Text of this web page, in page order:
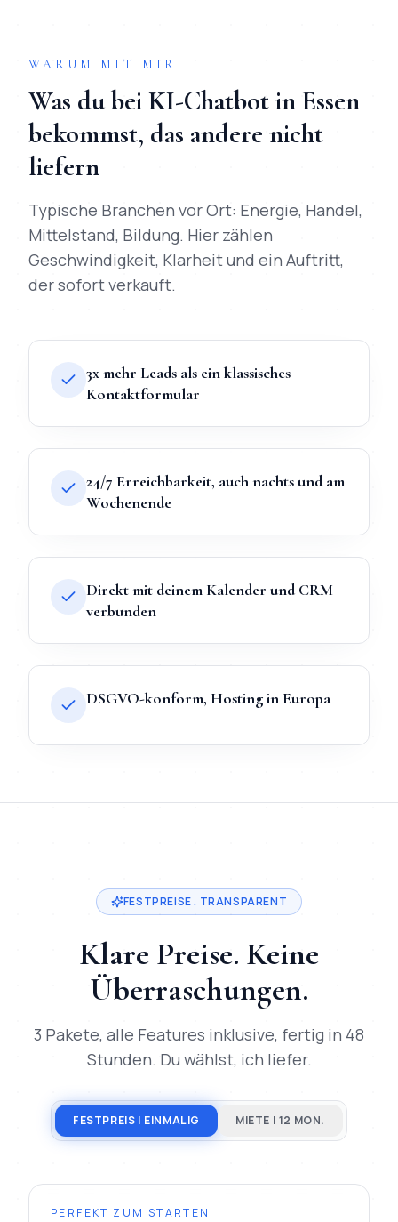
WARUM MIT MIR
Was du beiKI-Chatbotin Essen
bekommst, das andere nicht
liefern
Typische Branchen vor Ort: Energie, Handel,
Mittelstand, Bildung. Hier zählen
Geschwindigkeit, Klarheit und ein Auftritt,
der sofort verkauft.
3x mehr Leads als ein klassisches
Kontaktformular
24/7 Erreichbarkeit, auch nachts und am
Wochenende
Direkt mit deinem Kalender und CRM
verbunden
DSGVO-konform, Hosting in Europa
FESTPREISE . TRANSPARENT
Klare Preise. Keine
Überraschungen.
3 Pakete, alle Features inklusive, fertig in 48
Stunden. Du wählst, ich liefer.
FESTPREIS | EINMALIG MIETE | 12 MON.
PERFEKT ZUM STARTEN